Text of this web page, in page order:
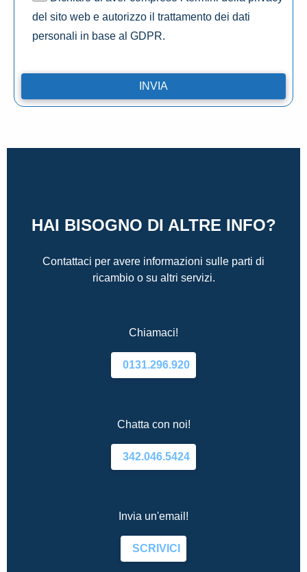
del sito web e autorizzo il trattamento dei dati
personali in base al GDPR.
HAI BISOGNO DI ALTRE INFO?
Contattaci per avere informazioni sulle parti di
ricambio o su altri servizi.
Chiamaci!
0131.296.920
Chatta con noi!
342.046.5424
Invia un'email!
SCRIVICI